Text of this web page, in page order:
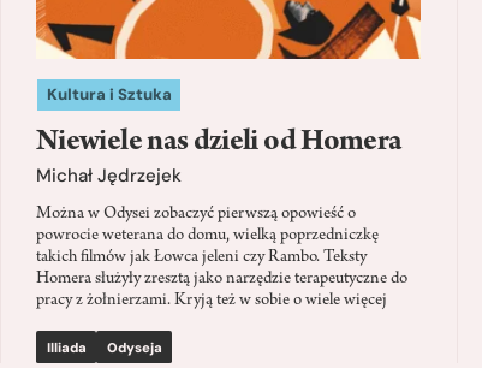
Kultura i Sztuka
Niewiele nas dzieli od Homera
Michał Jędrzejek
Można w Odysei zobaczyć pierwszą opowieść o
powrocie weterana do domu, wielką poprzedniczkę
takich filmów jak Łowca jeleni czy Rambo. Teksty
Homera służyły zresztą jako narzędzie terapeutyczne do
pracy z żołnierzami. Kryją też w sobie o wiele więcej
Illiada Odyseja